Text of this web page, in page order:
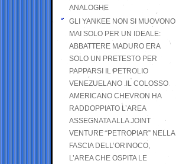
ANALOGHE
GLI YANKEE NON SI MUOVONO
MAI SOLO PER UN IDEALE:
ABBATTERE MADURO ERA
SOLO UN PRETESTO PER
PAPPARSI IL PETROLIO
VENEZUELANO .IL COLOSSO
AMERICANO CHEVRON HA
RADDOPPIATO L’AREA
ASSEGNATA ALLA JOINT
VENTURE “PETROPIAR” NELLA
FASCIA DELL’ORINOCO,
L’AREA CHE OSPITA LE